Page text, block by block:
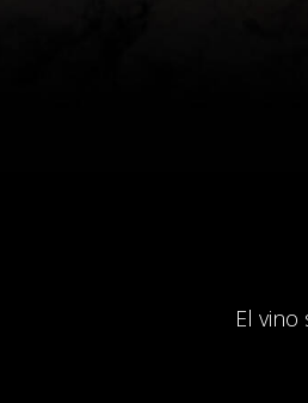
El